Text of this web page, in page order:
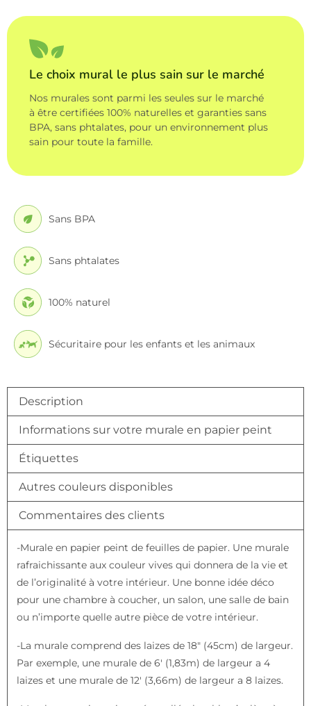
Le choix mural le plus sain sur le marché
Nos murales sont parmi les seules sur le marché
à être certifiées 100% naturelles et garanties sans
BPA, sans phtalates, pour un environnement plus
sain pour toute la famille.
Sans BPA
Sans phtalates
100% naturel
Sécuritaire pour les enfants et les animaux
Description
Informations sur votre murale en papier peint
Étiquettes
Autres couleurs disponibles
Commentaires des clients
-Murale en papier peint de feuilles de papier. Une murale
rafraichissante aux couleur vives qui donnera de la vie et
de l’originalité à votre intérieur. Une bonne idée déco
pour une chambre à coucher, un salon, une salle de bain
ou n’importe quelle autre pièce de votre intérieur.
-La murale comprend des laizes de 18″ (45cm) de largeur.
Par exemple, une murale de 6′ (1,83m) de largeur a 4
laizes et une murale de 12′ (3,66m) de largeur a 8 laizes.